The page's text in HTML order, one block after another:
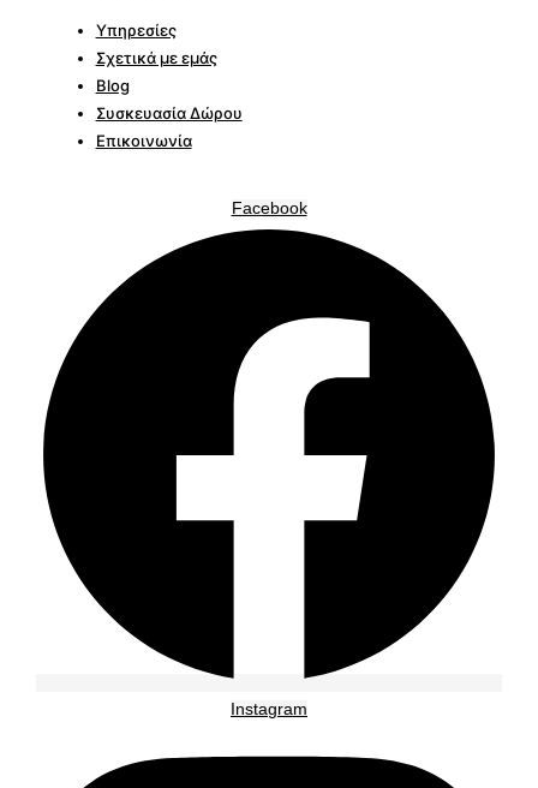
Υπηρεσίες
Σχετικά με εμάς
Blog
Συσκευασία Δώρου
Επικοινωνία
Facebook
Instagram